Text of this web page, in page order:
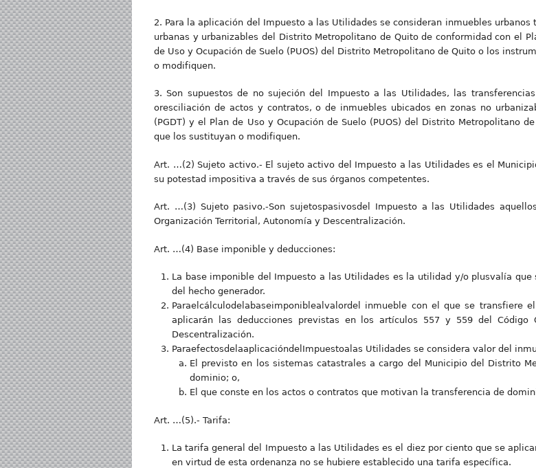
2. Para la aplicación del Impuesto a las Utilidades se consideran inmuebles
urbanas y urbanizables del Distrito Metropolitano de Quito de conformidad con el
de Uso y Ocupación de Suelo (PUOS) del Distrito Metropolitano de Quito o los
o modifiquen.
3. Son supuestos de no sujeción del Impuesto a las Utilidades, las
oresciliación de actos y contratos, o de inmuebles ubicados en zonas no
(PGDT) y el Plan de Uso y Ocupación de Suelo (PUOS) del Distrito Metropolitano
que los sustituyan o modifiquen.
Art. …(2) Sujeto activo.- El sujeto activo del Impuesto a las Utilidades es el
su potestad impositiva a través de sus órganos competentes.
Art. …(3) Sujeto pasivo.-Son sujetospasivosdel Impuesto a las Utilidades
Organización Territorial, Autonomía y Descentralización.
Art. …(4) Base imponible y deducciones:
La base imponible del Impuesto a las Utilidades es la utilidad y/o plusvalía
del hecho generador.
Paraelcálculodelabaseimponiblealvalordel inmueble con el que se transfiere
aplicarán las deducciones previstas en los artículos 557 y 559 del Código
Descentralización.
ParaefectosdelaaplicacióndelImpuestoalas Utilidades se considera valor del
El previsto en los sistemas catastrales a cargo del Municipio del Distrito
dominio; o,
El que conste en los actos o contratos que motivan la transferencia de
Art. …(5).- Tarifa:
La tarifa general del Impuesto a las Utilidades es el diez por ciento que se
en virtud de esta ordenanza no se hubiere establecido una tarifa específica.